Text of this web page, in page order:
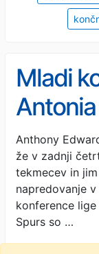
Mladi
Anthony
že v zadnji
tekmecev in
napredovanje
konference
Spurs so …